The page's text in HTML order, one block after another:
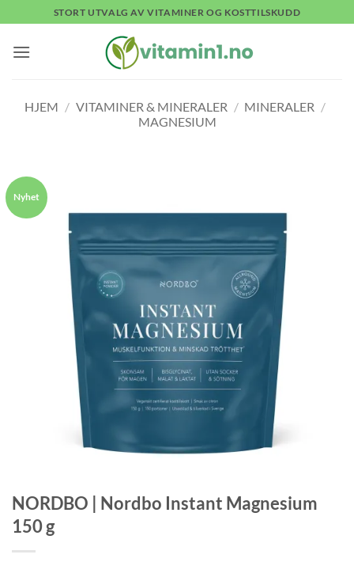
to
content
STORT UTVALG AV VITAMINER OG KOSTTILSKUDD
HJEM / VITAMINER & MINERALER / MINERALER /
MAGNESIUM
NORDBO | Nordbo Instant Magnesium
150 g